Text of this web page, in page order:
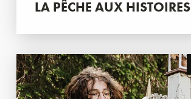
LA PÊCHE AUX HISTOIRES